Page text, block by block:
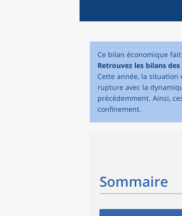
Ce bilan économique
Retrouvez les bilans
Cette année, la
rupture avec la
précédemment. Ainsi,
confinement.
Sommaire